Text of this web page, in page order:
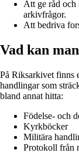
Att ge råd
arkivfrågor.
Att bedriva
Vad kan
På Riksarkivet finns
handlingar som
bland annat hitta:
Födelse- och
Kyrkböcker
Militära
Protokoll från